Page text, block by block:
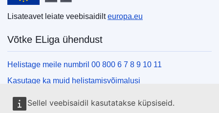
Sellel veebisaidil kasutatakse küpsiseid.
Lisateavet leiate veebisaidilteuropa.eu
Võtke ELiga ühendust
Helistage meile numbril 00 800 6 7 8 9 10 11
Kasutage ka muid helistamisvõimalusi
Kirjutage meile kontaktvormi vahendusel